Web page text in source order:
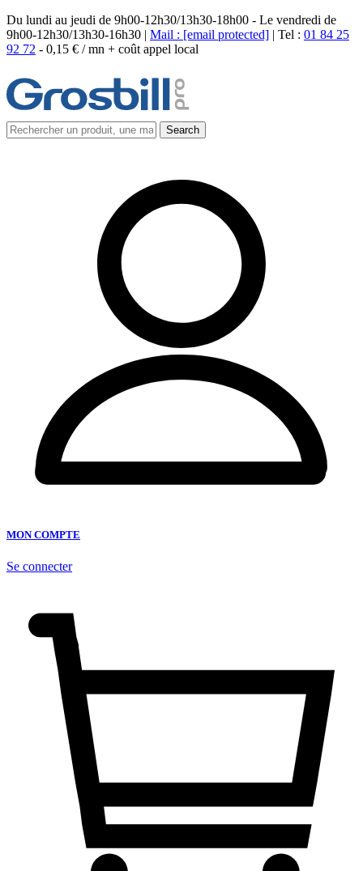
Du lundi au jeudi de 9h00-12h30/13h30-18h00 - Le vendredi de
9h00-12h30/13h30-16h30 | Mail : [email protected] | Tel : 01 84 25
92 72 - 0,15 € / mn + coût appel local
MON COMPTE
Se connecter